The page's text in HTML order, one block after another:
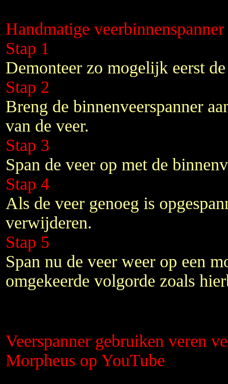
Handmatige veerbinnenspanner
Stap 1
Demonteer zo mogelijk eerst
Stap 2
Breng de binnenveerspanner
van de veer.
Stap 3
Span de veer op met de
Stap 4
Als de veer genoeg is
verwijderen.
Stap 5
Span nu de veer weer op een
omgekeerde volgorde zoals
Veerspanner gebruiken veren
Morpheus op YouTube